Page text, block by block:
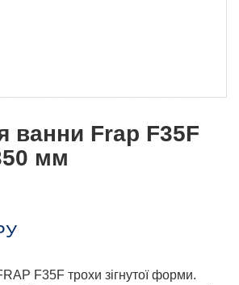
ванни Frap F35F
мм
F35F трохи зігнутої форми.